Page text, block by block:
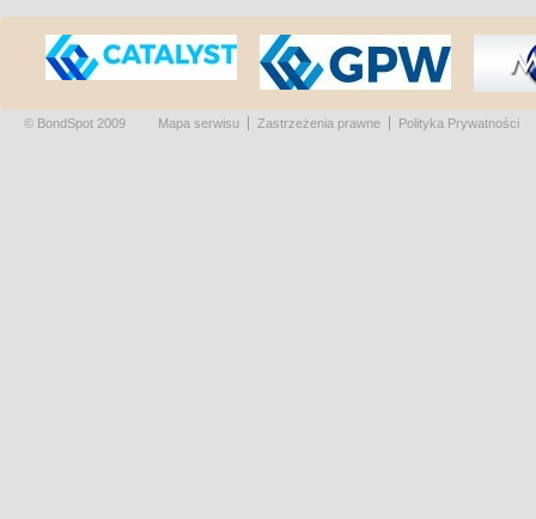
© BondSpot 2009 Mapa serwisu Zastrzeżenia prawne Polityka Prywatności